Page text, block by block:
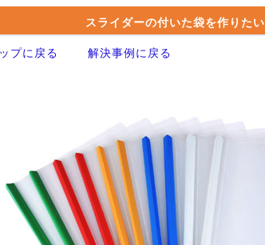
スライダーの付いた袋を作りたい
プに戻る 解決事例に戻る